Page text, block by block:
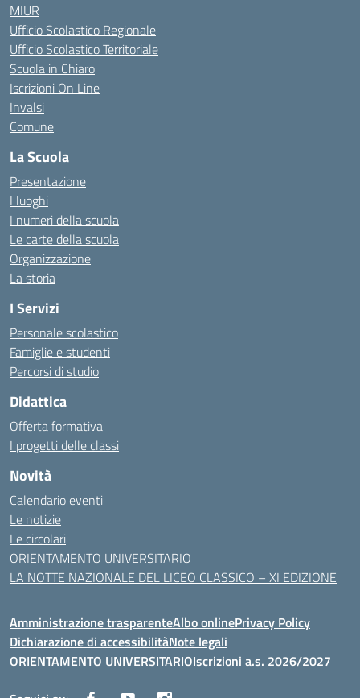
MIUR
Ufficio Scolastico Regionale
Ufficio Scolastico Territoriale
Scuola in Chiaro
Iscrizioni On Line
Invalsi
Comune
La Scuola
Presentazione
I luoghi
I numeri della scuola
Le carte della scuola
Organizzazione
La storia
I Servizi
Personale scolastico
Famiglie e studenti
Percorsi di studio
Didattica
Offerta formativa
I progetti delle classi
Novità
Calendario eventi
Le notizie
Le circolari
ORIENTAMENTO UNIVERSITARIO
LA NOTTE NAZIONALE DEL LICEO CLASSICO – XI EDIZIONE
Amministrazione trasparenteAlbo onlinePrivacy Policy
Dichiarazione di accessibilitàNote legali
ORIENTAMENTO UNIVERSITARIOIscrizioni a.s. 2026/2027